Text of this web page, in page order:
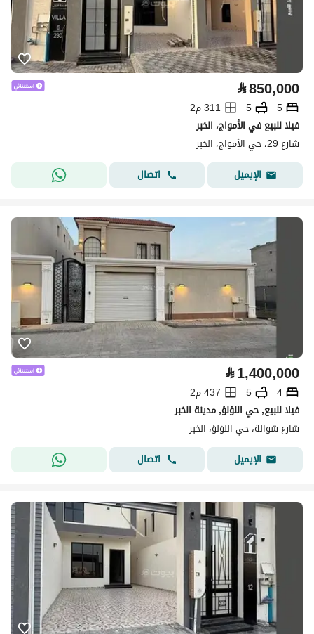
⃁850,000
5
5
311 م2
فيلا للبيع في الأمواج، الخبر
شارع 29، حي الأمواج، الخبر
الإيميل
اتصال
⃁1,400,000
4
5
437 م2
فيلا للبيع, حي اللؤلؤ, مدينة الخبر
شارع شوالة، حي اللؤلؤ، الخبر
الإيميل
اتصال